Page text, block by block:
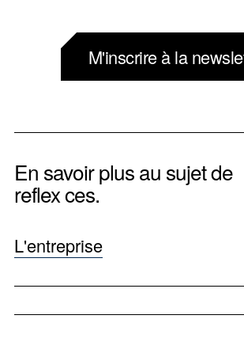
M'inscrire à la
En savoir plus au sujet de
reflex ces.
L'entreprise